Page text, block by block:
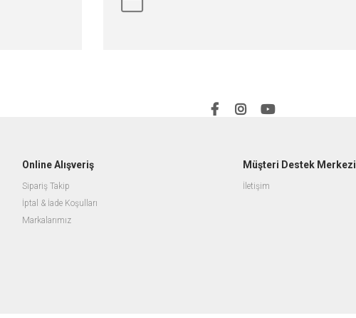
Online Alışveriş
Sipariş Takip
İptal & İade Koşulları
Markalarımız
Müşteri Destek Merkezi
İletişim